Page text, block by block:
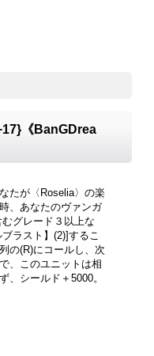
《BanGDrea
たが〈Roselia〉の楽
、あなたのヴァンガ
グレード３以上な
ラスト】(2)]するこ
の(R)にコールし、次
、このユニットは相
、シールド＋5000。